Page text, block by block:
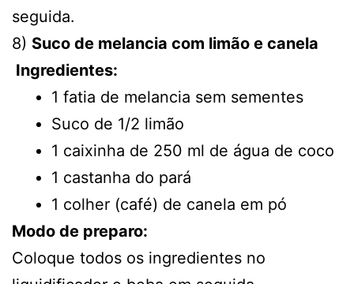
seguida.
8) Suco de melancia com limão e canela
Ingredientes:
1 fatia de melancia sem sementes
Suco de 1/2 limão
1 caixinha de 250 ml de água de coco
1 castanha do pará
1 colher (café) de canela em pó
Modo de preparo:
Coloque todos os ingredientes no